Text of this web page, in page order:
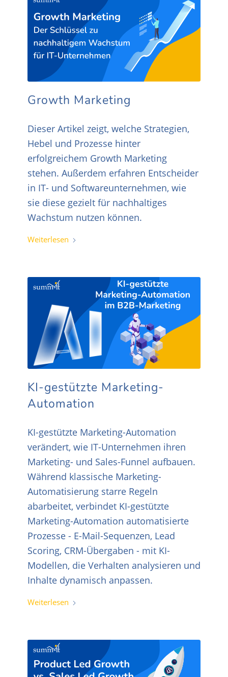
Growth Marketing
Dieser Artikel zeigt, welche Strategien,
Hebel und Prozesse hinter
erfolgreichem Growth Marketing
stehen. Außerdem erfahren Entscheider
in IT- und Softwareunternehmen, wie
sie diese gezielt für nachhaltiges
Wachstum nutzen können.
Weiterlesen
KI-gestützte Marketing-
Automation
KI-gestützte Marketing-Automation
verändert, wie IT-Unternehmen ihren
Marketing- und Sales-Funnel aufbauen.
Während klassische Marketing-
Automatisierung starre Regeln
abarbeitet, verbindet KI-gestützte
Marketing-Automation automatisierte
Prozesse - E-Mail-Sequenzen, Lead
Scoring, CRM-Übergaben - mit KI-
Modellen, die Verhalten analysieren und
Inhalte dynamisch anpassen.
Weiterlesen